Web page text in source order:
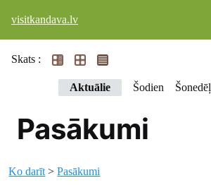
visitkandava.lv
Skats :
Aktuālie Šodien Šonedēļ
Pasākumi
Ko darīt >Pasākumi